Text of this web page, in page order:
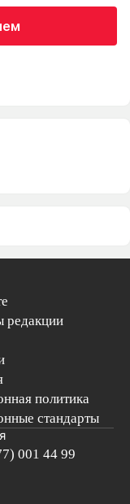
редакции
политика
стандарты
001 44 99